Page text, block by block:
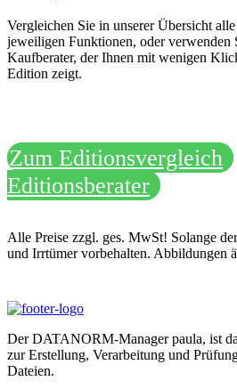
Vergleichen Sie in unserer Übersicht
jeweiligen Funktionen, oder verwenden
Kaufberater, der Ihnen mit wenigen
Edition zeigt.
Zum Editionsvergleich
Editionsberater
Alle Preise zzgl. ges. MwSt! Solange
und Irrtümer vorbehalten. Abbildungen
Der DATANORM-Manager paula, ist
zur Erstellung, Verarbeitung und
Dateien.